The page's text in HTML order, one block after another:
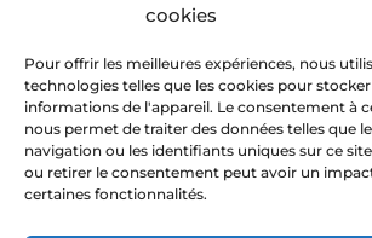
cookies
Pour offrir les meilleures expériences, nous
technologies telles que les cookies pour
informations de l'appareil. Le consentement à
nous permet de traiter des données telles que
navigation ou les identifiants uniques sur ce
ou retirer le consentement peut avoir un
certaines fonctionnalités.
LÉGAL
Avis juridique
Politique de confidentialité